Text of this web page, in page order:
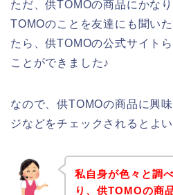
ただ、供TOMOの商品にかな
TOMOのことを友達にも聞い
たら、供TOMOの公式サイト
ことができました♪
なので、供TOMOの商品に興
ジなどをチェックされるとよ
私自身が色々と調
り、供TOMOの商